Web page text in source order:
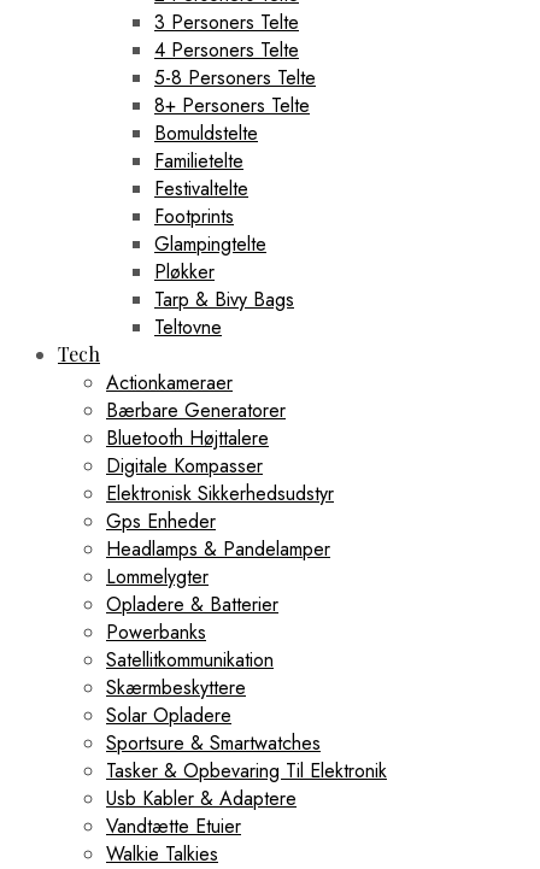
3 Personers Telte
4 Personers Telte
5-8 Personers Telte
8+ Personers Telte
Bomuldstelte
Familietelte
Festivaltelte
Footprints
Glampingtelte
Pløkker
Tarp & Bivy Bags
Teltovne
Tech
Actionkameraer
Bærbare Generatorer
Bluetooth Højttalere
Digitale Kompasser
Elektronisk Sikkerhedsudstyr
Gps Enheder
Headlamps & Pandelamper
Lommelygter
Opladere & Batterier
Powerbanks
Satellitkommunikation
Skærmbeskyttere
Solar Opladere
Sportsure & Smartwatches
Tasker & Opbevaring Til Elektronik
Usb Kabler & Adaptere
Vandtætte Etuier
Walkie Talkies